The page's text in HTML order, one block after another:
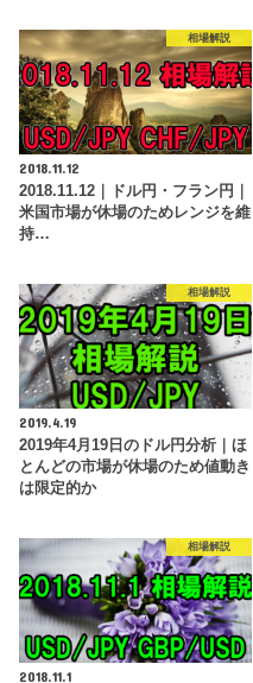
相場解説
2018.11.12
2018.11.12｜ドル円・フラン円｜
米国市場が休場のためレンジを維
持…
相場解説
2019.4.19
2019年4月19日のドル円分析｜ほ
とんどの市場が休場のため値動き
は限定的か
相場解説
2018.11.1